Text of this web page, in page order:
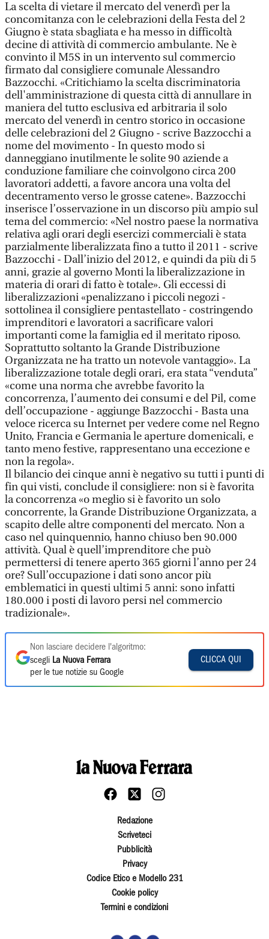
La scelta di vietare il mercato del venerdì per la
concomitanza con le celebrazioni della Festa del 2
Giugno è stata sbagliata e ha messo in difficoltà
decine di attività di commercio ambulante. Ne è
convinto il M5S in un intervento sul commercio
firmato dal consigliere comunale Alessandro
Bazzocchi. «Critichiamo la scelta discriminatoria
dell'amministrazione di questa città di annullare in
maniera del tutto esclusiva ed arbitraria il solo
mercato del venerdì in centro storico in occasione
delle celebrazioni del 2 Giugno - scrive Bazzocchi a
nome del movimento - In questo modo si
danneggiano inutilmente le solite 90 aziende a
conduzione familiare che coinvolgono circa 200
lavoratori addetti, a favore ancora una volta del
decentramento verso le grosse catene». Bazzocchi
inserisce l’osservazione in un discorso più ampio sul
tema del commercio: «Nel nostro paese la normativa
relativa agli orari degli esercizi commerciali è stata
parzialmente liberalizzata fino a tutto il 2011 - scrive
Bazzocchi - Dall’inizio del 2012, e quindi da più di 5
anni, grazie al governo Monti la liberalizzazione in
materia di orari di fatto è totale». Gli eccessi di
liberalizzazioni «penalizzano i piccoli negozi -
sottolinea il consigliere pentastellato - costringendo
imprenditori e lavoratori a sacrificare valori
importanti come la famiglia ed il meritato riposo.
Soprattutto soltanto la Grande Distribuzione
Organizzata ne ha tratto un notevole vantaggio». La
liberalizzazione totale degli orari, era stata “venduta”
«come una norma che avrebbe favorito la
concorrenza, l’aumento dei consumi e del Pil, come
dell’occupazione - aggiunge Bazzocchi - Basta una
veloce ricerca su Internet per vedere come nel Regno
Unito, Francia e Germania le aperture domenicali, e
tanto meno festive, rappresentano una eccezione e
non la regola».
Il bilancio dei cinque anni è negativo su tutti i punti di
fin qui visti, conclude il consigliere: non si è favorita
la concorrenza «o meglio si è favorito un solo
concorrente, la Grande Distribuzione Organizzata, a
scapito delle altre componenti del mercato. Non a
caso nel quinquennio, hanno chiuso ben 90.000
attività. Qual è quell’imprenditore che può
permettersi di tenere aperto 365 giorni l’anno per 24
ore? Sull’occupazione i dati sono ancor più
emblematici in questi ultimi 5 anni: sono infatti
180.000 i posti di lavoro persi nel commercio
tradizionale».
Non lasciare decidere l'algoritmo:
scegli La Nuova Ferrara
per le tue notizie su Google
CLICCA QUI
Redazione
Scriveteci
Pubblicità
Privacy
Codice Etico e Modello 231
Cookie policy
Termini e condizioni